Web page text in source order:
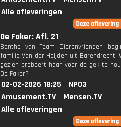
Alle afleveringen
De Faker: Afl. 21
Benthe van Team Dierenvrienden
familie Van der Heijden uit Barendrecht.
gezien probeert haar voor de gek te
De Faker?
02-02-2026 18:25
NPO3
Amusement.TV
Mensen.TV
Alle afleveringen